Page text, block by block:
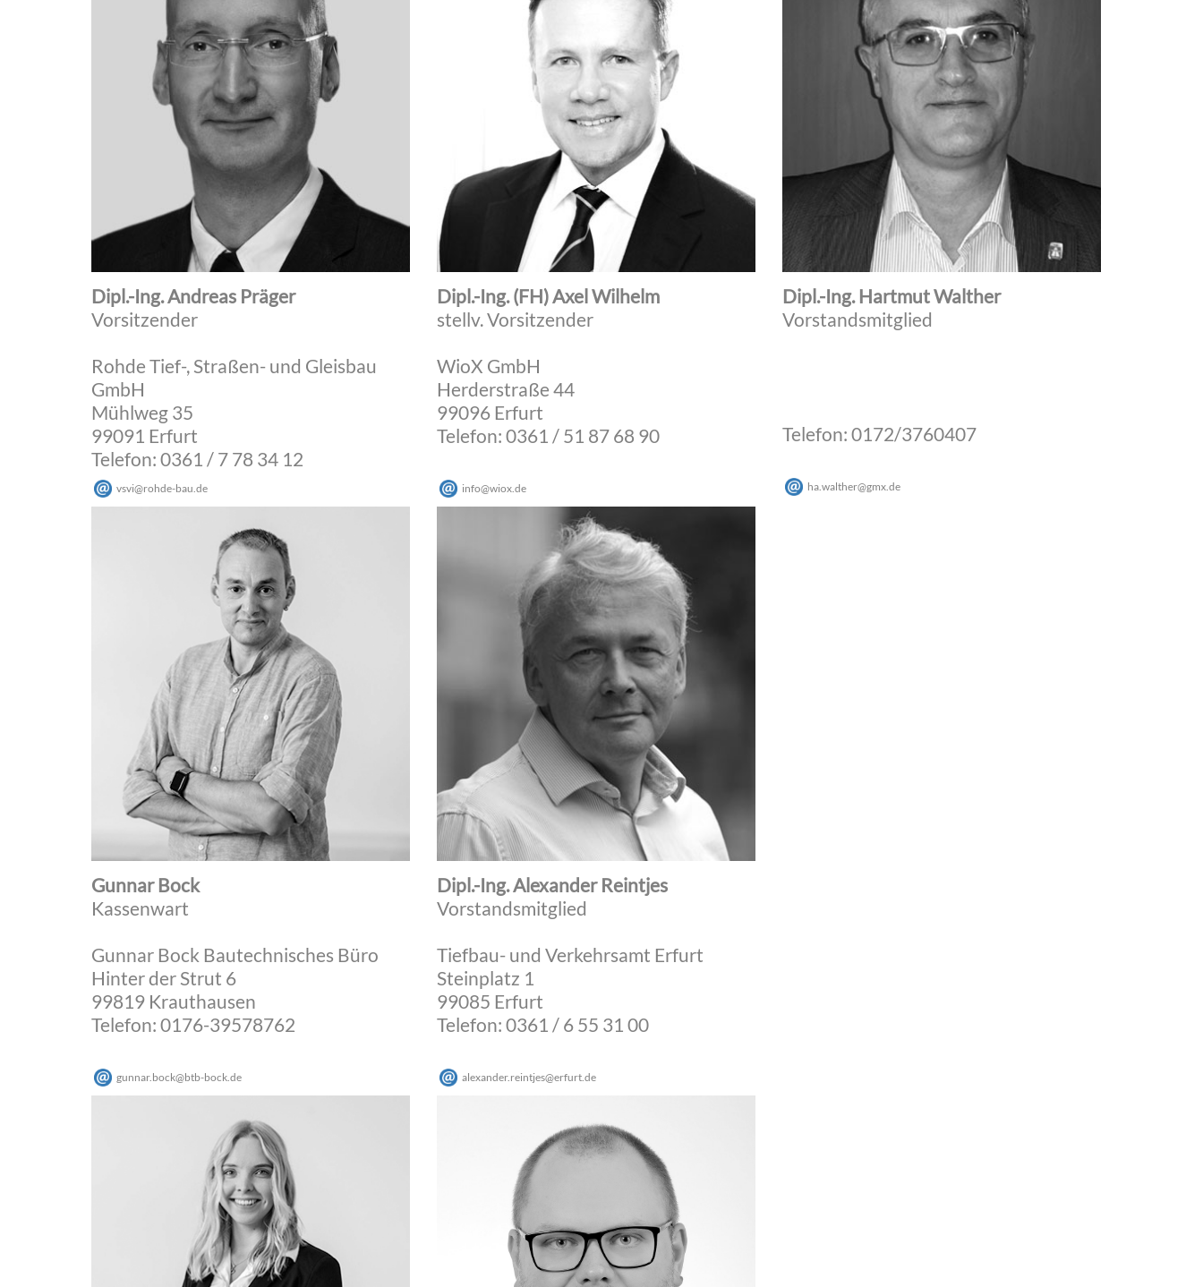
Dipl.-Ing. Andreas Präger
Vorsitzender
Rohde Tief-, Straßen- und Gleisbau
GmbH
Mühlweg 35
99091 Erfurt
Telefon: 0361 / 7 78 34 12
vsvi@rohde-bau de
Dipl.-Ing. (FH) Axel Wilhelm
stellv. Vorsitzender
WioX GmbH
Herderstraße 44
99096 Erfurt
Telefon: 0361 / 51 87 68 90
info@wiox .de
Dipl.-Ing. Hartmut Walther
Vorstandsmitglied
Telefon: 0172/3760407
ha.walther@gmx.de
Gunnar Bock
Kassenwart
Gunnar Bock Bautechnisches Büro
Hinter der Strut 6
99819 Krauthausen
Telefon: 0176-39578762
gunnar.bock@btb-bock de
Dipl.-Ing. Alexander Reintjes
Vorstandsmitglied
Tiefbau- und Verkehrsamt Erfurt
Steinplatz 1
99085 Erfurt
Telefon: 0361 / 6 55 31 00
alexander.reintjes@erfurt .de